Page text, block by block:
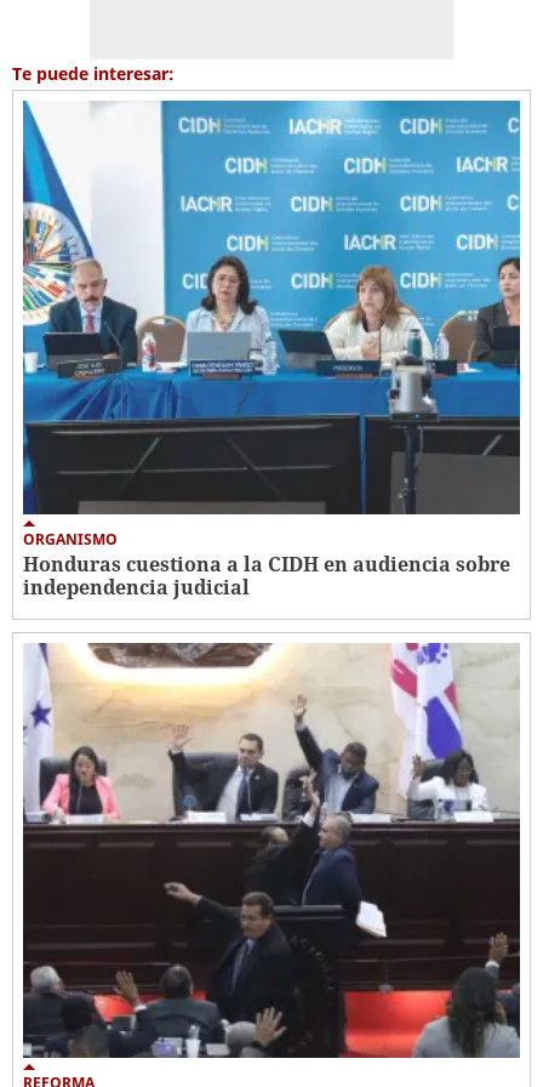
Te puede interesar:
ORGANISMO
Honduras cuestiona a la CIDH en audiencia sobre
independencia judicial
REFORMA